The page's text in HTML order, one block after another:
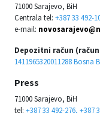
71000 Sarajevo, BiH
Centrala tel: +387 33 492-
e-mail:
Depozitni račun
1411965320011288
Press
71000 Sarajevo, BiH
tel: +387 33 492-276, +387